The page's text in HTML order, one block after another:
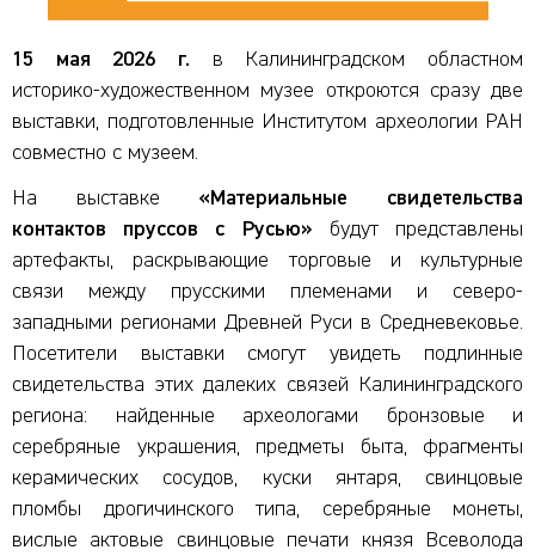
15 мая 2026 г. в Калининградском областном
историко‑художественном музее откроются сразу две
выставки, подготовленные Институтом археологии РАН
совместно с музеем.
На выставке «Материальные свидетельства
контактов пруссов с Русью» будут представлены
артефакты, раскрывающие торговые и культурные
связи между прусскими племенами и северо-
западными регионами Древней Руси в Средневековье.
Посетители выставки смогут увидеть подлинные
свидетельства этих далеких связей Калининградского
региона: найденные археологами бронзовые и
серебряные украшения, предметы быта, фрагменты
керамических сосудов, куски янтаря, свинцовые
пломбы дрогичинского типа, серебряные монеты,
вислые актовые свинцовые печати князя Всеволода